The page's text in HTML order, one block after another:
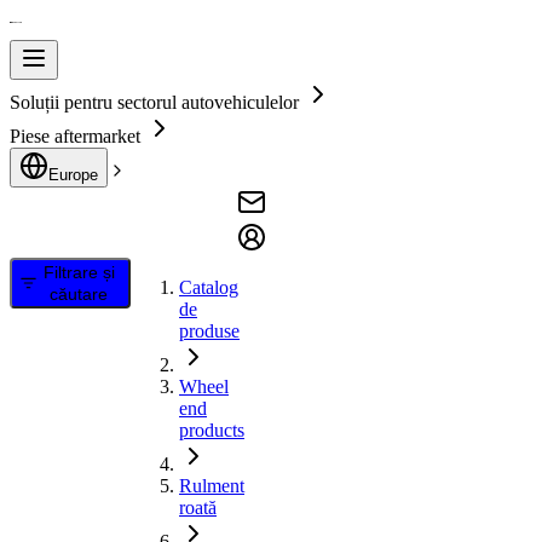
Soluții pentru sectorul autovehiculelor
Piese aftermarket
Europe
Filtrare și
căutare
Catalog
de
produse
Wheel
end
products
Rulment
roată